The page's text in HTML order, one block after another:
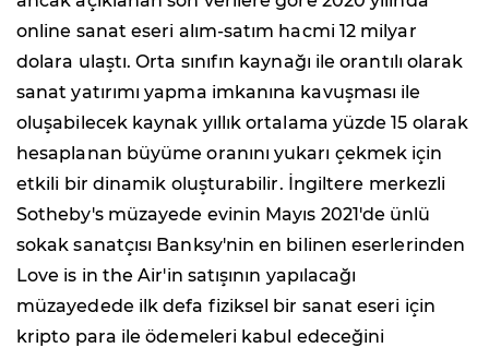
online sanat eseri alım-satım hacmi 12 milyar
dolara ulaştı. Orta sınıfın kaynağı ile orantılı olarak
sanat yatırımı yapma imkanına kavuşması ile
oluşabilecek kaynak yıllık ortalama yüzde 15 olarak
hesaplanan büyüme oranını yukarı çekmek için
etkili bir dinamik oluşturabilir. İngiltere merkezli
Sotheby's müzayede evinin Mayıs 2021'de ünlü
sokak sanatçısı Banksy'nin en bilinen eserlerinden
Love is in the Air'in satışının yapılacağı
müzayedede ilk defa fiziksel bir sanat eseri için
kripto para ile ödemeleri kabul edeceğini